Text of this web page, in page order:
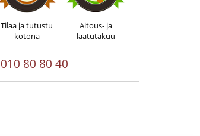
Tilaa ja tutustu
kotona
Aitous- ja
laatutakuu
010 80 80 40